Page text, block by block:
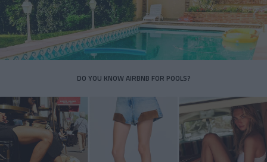
DO YOU KNOW AIRBNB FOR POOLS?